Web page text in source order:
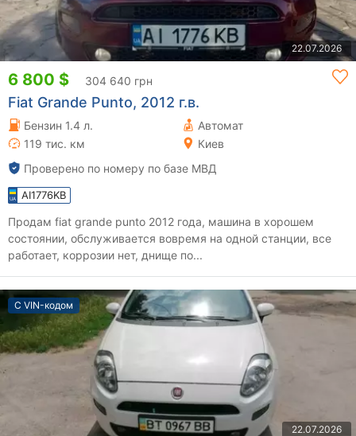
22.07.2026
6 800 $ 304 640 грн
Fiat Grande Punto, 2012 г.в.
Бензин 1.4 л.
Автомат
119 тис. км
Киев
Проверено по номеру по базе МВД
AI1776KB
Продам fiat grande punto 2012 года, машина в хорошем
состоянии, обслуживается вовремя на одной станции, все
работает, коррозии нет, днище по...
С VIN-кодом
22.07.2026